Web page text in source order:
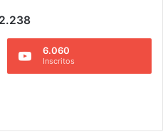
6.060
Inscritos